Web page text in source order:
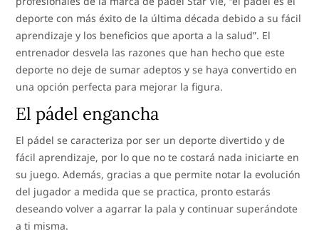
deporte con más éxito de la última década debido a su fácil
aprendizaje y los beneficios que aporta a la salud”. El
entrenador desvela las razones que han hecho que este
deporte no deje de sumar adeptos y se haya convertido en
una opción perfecta para mejorar la figura.
El pádel engancha
El pádel se caracteriza por ser un deporte divertido y de
fácil aprendizaje, por lo que no te costará nada iniciarte en
su juego. Además, gracias a que permite notar la evolución
del jugador a medida que se practica, pronto estarás
deseando volver a agarrar la pala y continuar superándote
a ti misma.